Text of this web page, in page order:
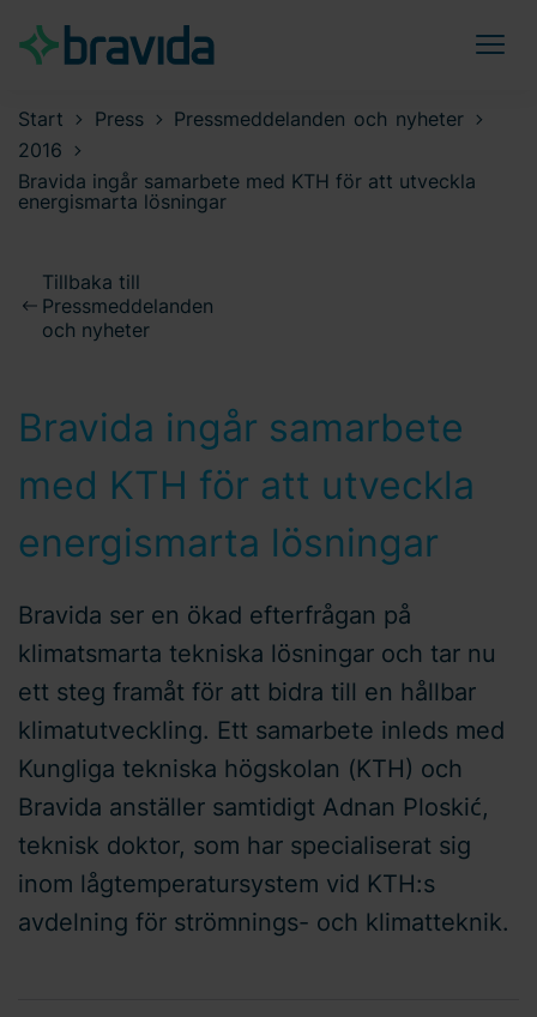
Start Press
Pressmeddelanden och nyheter
2016
Bravida ingår samarbete med KTH för att utveckla
energismarta lösningar
Tillbaka till
Pressmeddelanden
och nyheter
Bravida ingår samarbete
med KTH för att utveckla
energismarta lösningar
Bravida ser en ökad efterfrågan på
klimatsmarta tekniska lösningar och tar nu
ett steg framåt för att bidra till en hållbar
klimatutveckling. Ett samarbete inleds med
Kungliga tekniska högskolan (KTH) och
Bravida anställer samtidigt Adnan Ploskić,
teknisk doktor, som har specialiserat sig
inom lågtemperatursystem vid KTH:s
avdelning för strömnings- och klimatteknik.